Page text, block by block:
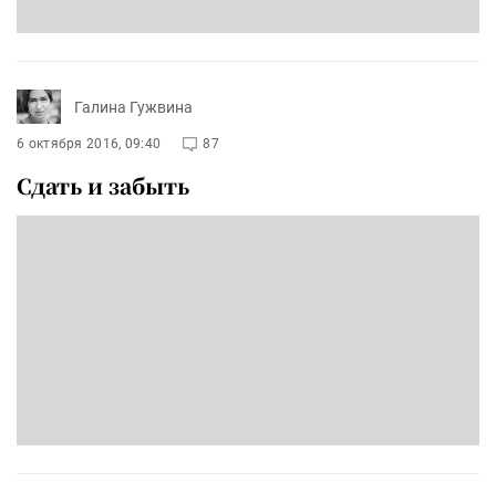
Галина Гужвина
6 октября 2016, 09:40 87
Сдать и забыть